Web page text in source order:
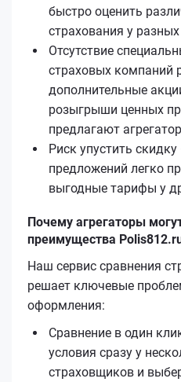
быстро оценить
страхования у
Отсутствие
страховых компаний
дополнительные
розыгрыши ценных
предлагают
Риск упустить
предложений легко
выгодные тарифы у
Почему агрегаторы
преимущества
Наш сервис сравнения
решает ключевые
оформления:
Сравнение в один
условия сразу у
страховщиков и